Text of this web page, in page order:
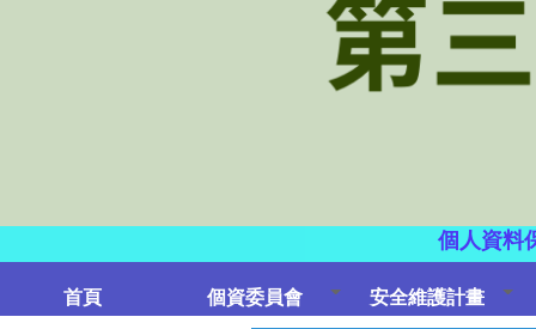
個人資料
首頁 個資委員會 安全維護計畫